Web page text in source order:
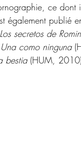
ce dont
également publié
Los secretos de
Una como ninguna
bestia (HUM,